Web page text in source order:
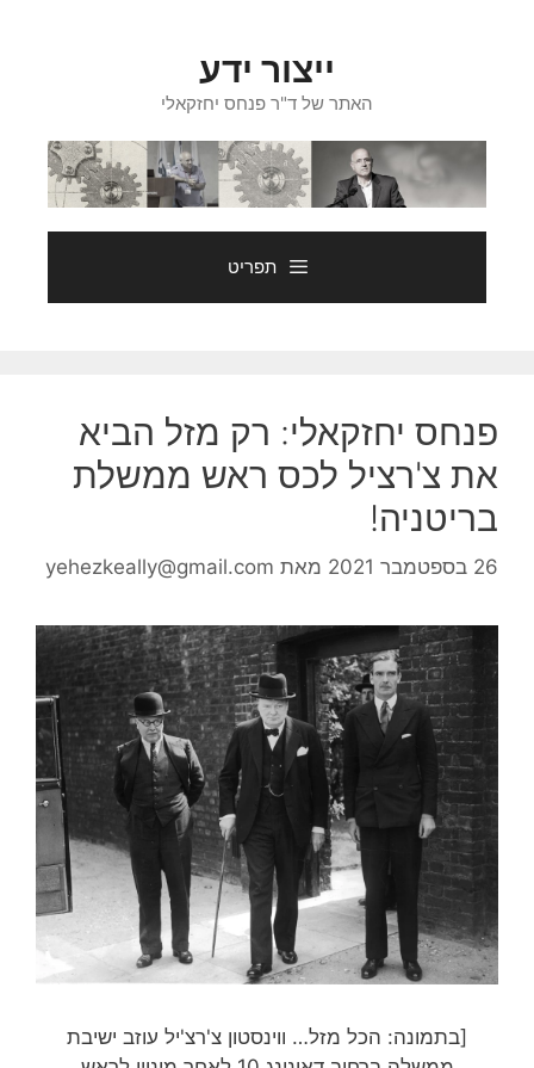
ייצור ידע
האתר של ד"ר פנחס יחזקאלי
תפריט
פנחס יחזקאלי: רק מזל הביא
את צ'רציל לכס ראש ממשלת
בריטניה!
26 בספטמבר 2021 מאת yehezkeally@gmail.com
[בתמונה: הכל מזל… ווינסטון צ'רצ'יל עוזב ישיבת